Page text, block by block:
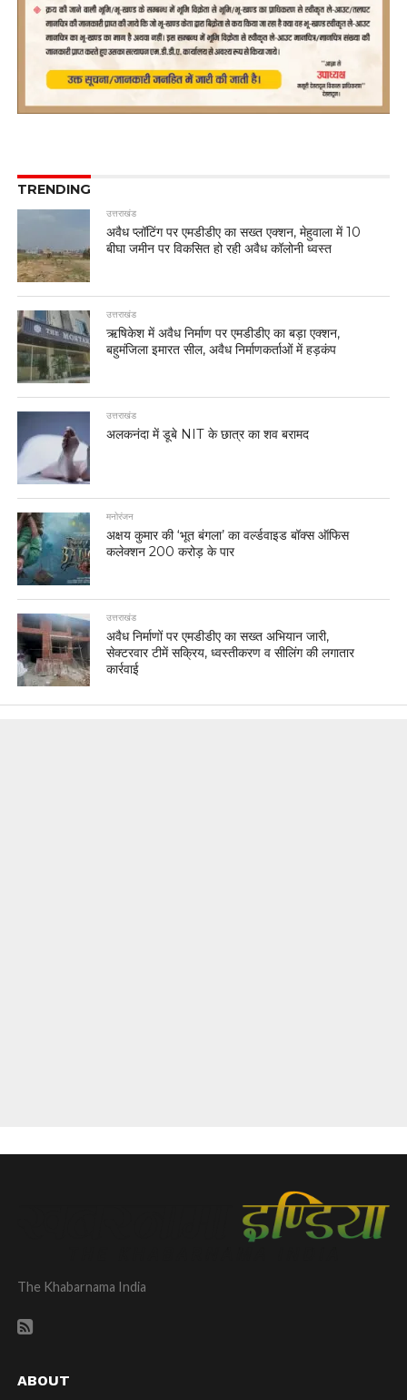
TRENDING
उत्तराखंड
अवैध प्लॉटिंग पर एमडीडीए का सख्त एक्शन, मेहुवाला में 10
बीघा जमीन पर विकसित हो रही अवैध कॉलोनी ध्वस्त
उत्तराखंड
ऋषिकेश में अवैध निर्माण पर एमडीडीए का बड़ा एक्शन,
बहुमंजिला इमारत सील, अवैध निर्माणकर्ताओं में हड़कंप
उत्तराखंड
अलकनंदा में डूबे NIT के छात्र का शव बरामद
मनोरंजन
अक्षय कुमार की ‘भूत बंगला’ का वर्ल्डवाइड बॉक्स ऑफिस
कलेक्शन 200 करोड़ के पार
उत्तराखंड
अवैध निर्माणों पर एमडीडीए का सख्त अभियान जारी,
सेक्टरवार टीमें सक्रिय, ध्वस्तीकरण व सीलिंग की लगातार
कार्रवाई
The Khabarnama India
ABOUT